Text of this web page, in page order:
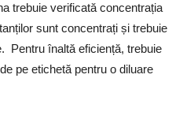
trebuie verificată concentrația
sunt concentrați și trebuie
Pentru înaltă eficiență, trebuie
pe etichetă pentru o diluare